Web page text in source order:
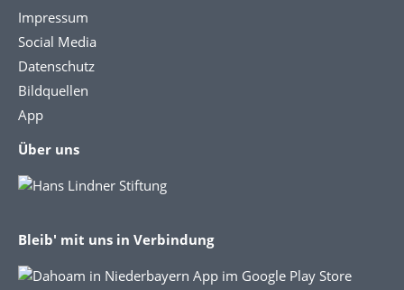
Impressum
Social Media
Datenschutz
Bildquellen
App
Über uns
Bleib' mit uns in Verbindung